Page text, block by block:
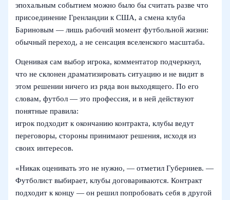
эпохальным событием можно было бы считать разве что
присоединение Гренландии к США, а смена клуба
Бариновым — лишь рабочий момент футбольной жизни:
обычный переход, а не сенсация вселенского масштаба.
Оценивая сам выбор игрока, комментатор подчеркнул,
что не склонен драматизировать ситуацию и не видит в
этом решении ничего из ряда вон выходящего. По его
словам, футбол — это профессия, и в ней действуют
понятные правила:
игрок подходит к окончанию контракта, клубы ведут
переговоры, стороны принимают решения, исходя из
своих интересов.
«Никак оценивать это не нужно, — отметил Губерниев. —
Футболист выбирает, клубы договариваются. Контракт
подходит к концу — он решил попробовать себя в другой